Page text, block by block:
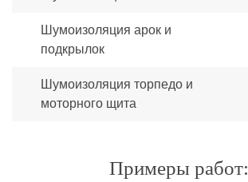
Шумоизоляция арок и
подкрылок
Шумоизоляция торпедо и
моторного щита
Примеры работ: